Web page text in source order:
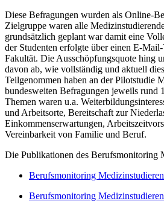
Diese Befragungen wurden als Online-
Zielgruppe waren alle
grundsätzlich geplant war damit eine
der Studenten erfolgte über einen E-
Fakultät. Die Ausschöpfungsquote hing
davon ab, wie vollständig und aktuell
Teilgenommen haben an der Pilotstudie
bundesweiten Befragungen jeweils rund
Themen waren u.a.
und Arbeitsorte, Bereitschaft zur
Einkommenserwartungen,
Vereinbarkeit von Familie und Beruf.
Die Publikationen des Berufsmonitoring
Berufsmonitoring
Berufsmonitoring